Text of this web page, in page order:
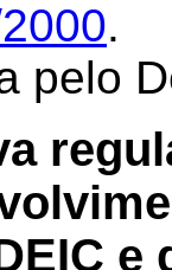
.
pelo